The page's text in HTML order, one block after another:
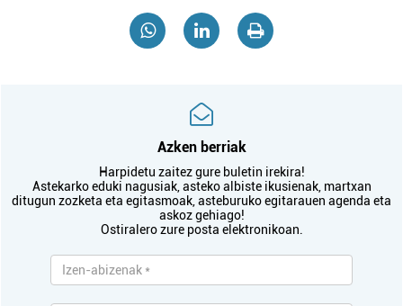
Azken berriak
Harpidetu zaitez gure buletin irekira!
Astekarko eduki nagusiak, asteko albiste ikusienak, martxan
ditugun zozketa eta egitasmoak, asteburuko egitarauen agenda eta
askoz gehiago!
Ostiralero zure posta elektronikoan.